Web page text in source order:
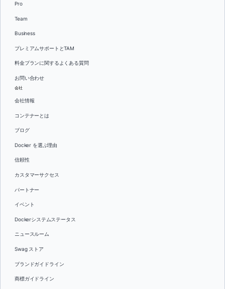
Pro
Team
Business
プレミアムサポートとTAM
料金プランに関するよくある質問
お問い合わせ
会社
会社情報
コンテナーとは
ブログ
Docker を選ぶ理由
信頼性
カスタマーサクセス
パートナー
イベント
Dockerシステムステータス
ニュースルーム
Swag ストア
ブランドガイドライン
商標ガイドライン